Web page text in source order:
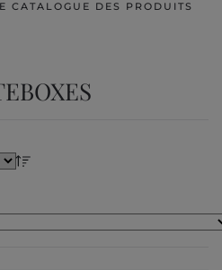
CATALOGUE DES PRODUITS